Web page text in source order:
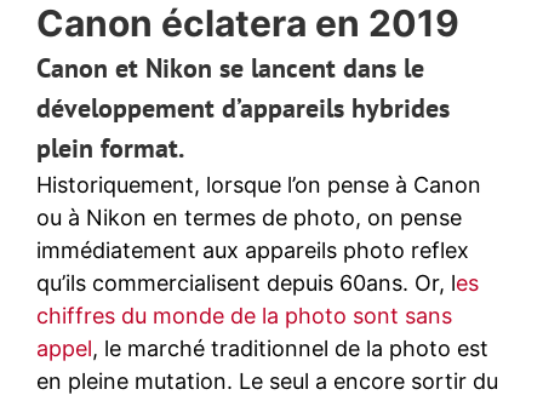
Canon éclatera en 2019
Canon et Nikon se lancent dans le
développement d’appareils hybrides
plein format.
Historiquement, lorsque l’on pense à Canon
ou à Nikon en termes de photo, on pense
immédiatement aux appareils photo reflex
qu’ils commercialisent depuis 60ans. Or, les
chiffres du monde de la photo sont sans
appel, le marché traditionnel de la photo est
en pleine mutation. Le seul a encore sortir du